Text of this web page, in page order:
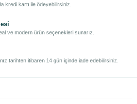
kredi kartı ile ödeyebilirsiniz.
ve modern ürün seçenekleri sunarız.
tarihten itibaren 14 gün içinde iade edebilirsiniz.